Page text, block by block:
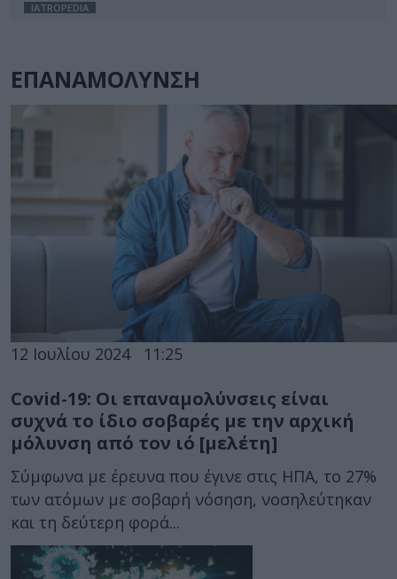
IATROPEDIA
ΕΠΑΝΑΜΟΛΥΝΣΗ
12 Ιουλίου 2024 11:25
Covid-19: Οι επαναμολύνσεις είναι
συχνά το ίδιο σοβαρές με την αρχική
μόλυνση από τον ιό [μελέτη]
Σύμφωνα με έρευνα που έγινε στις ΗΠΑ, το 27%
των ατόμων με σοβαρή νόσηση, νοσηλεύτηκαν
και τη δεύτερη φορά...